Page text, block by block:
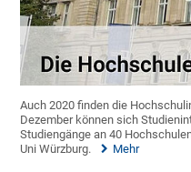
Auch 2020 finden die
Dezember können sich
Studiengänge an 40
Uni Würzburg.
Mehr